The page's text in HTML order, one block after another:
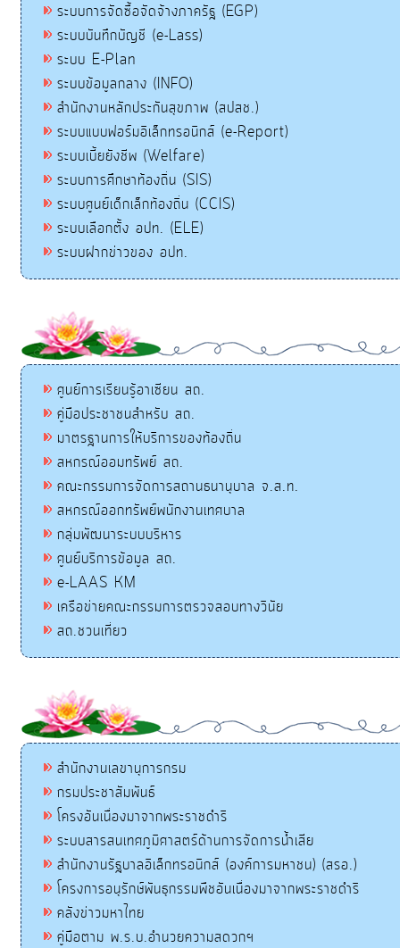
ระบบการจัดซื้อจัดจ้างภาครัฐ (EGP)
ระบบบันทึกบัญชี (e-Lass)
ระบบ E-Plan
ระบบข้อมูลกลาง (INFO)
สำนักงานหลักประกันสุขภาพ (สปสช.)
ระบบแบบฟอร์มอิเล็กทรอนิกส์ (e-Report)
ระบบเบี้ยยังชีพ (Welfare)
ระบบการศึกษาท้องถิ่น (SIS)
ระบบศูนย์เด็กเล็กท้องถิ่น (CCIS)
ระบบเลือกตั้ง อปท. (ELE)
ระบบฝากข่าวของ อปท.
ศูนย์การเรียนรู้อาเซียน สถ.
คู่มือประชาชนสำหรับ สถ.
มาตรฐานการให้บริการของท้องถิ่น
สหกรณ์ออมทรัพย์ สถ.
คณะกรรมการจัดการสถานธนานุบาล จ.ส.ท.
สหกรณ์ออกทรัพย์พนักงานเทศบาล
กลุ่มพัฒนาระบบบริหาร
ศูนย์บริการข้อมูล สถ.
e-LAAS KM
เครือข่ายคณะกรรมการตรวจสอบทางวินัย
สถ.ชวนเที่ยว
สำนักงานเลขานุการกรม
กรมประชาสัมพันธ์
โครงอันเนื่องมาจากพระราชดำริ
ระบบสารสนเทศภูมิศาสตร์ด้านการจัดการน้ำเสีย
สำนักงานรัฐบาลอิเล็กทรอนิกส์ (องค์การมหาชน) (สรอ.)
โครงการอนุรักษ์พันธุกรรมพืชอันเนื่องมาจากพระราชดำริ
คลังข่าวมหาไทย
คู่มือตาม พ.ร.บ.อำนวยความสดวกฯ